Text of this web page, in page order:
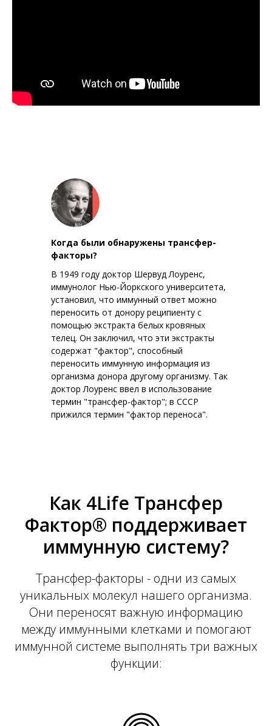
Когда были обнаружены трансфер-
факторы?
В 1949 году доктор Шервуд Лоуренс,
иммунолог Нью-Йоркского университета,
установил, что иммунный ответ можно
переносить от донору реципиенту с
помощью экстракта белых кровяных
телец. Он заключил, что эти экстракты
содержат "фактор", способный
переносить иммунную информация из
организма донора другому организму. Так
доктор Лоуренс ввел в использование
термин "трансфер-фактор"; в СССР
прижился термин "фактор переноса".
Как 4Life Трансфер
Фактор® поддерживает
иммунную систему?
Трансфер-факторы - одни из самых
уникальных молекул нашего организма.
Они переносят важную информацию
между иммунными клетками и помогают
иммунной системе выполнять три важных
функции: